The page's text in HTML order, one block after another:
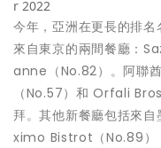
r 2022
今年，亞洲在更長的排
來自東京的兩間餐廳：
anne（No.82）。阿聯
（No.57）和 Orfali
拜。其他新餐廳包括來
ximo Bistrot（No.89）